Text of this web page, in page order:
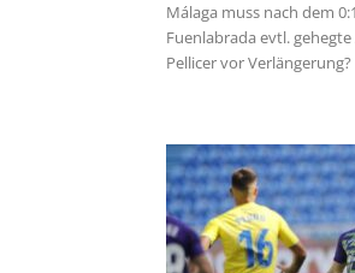
Málaga muss nach dem
Fuenlabrada evtl.
Pellicer vor Verlängerung?